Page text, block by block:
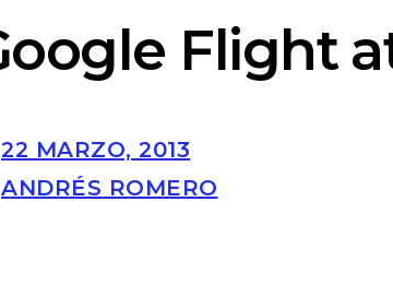
Flight
22 MARZO, 2013
ANDRÉS ROMERO